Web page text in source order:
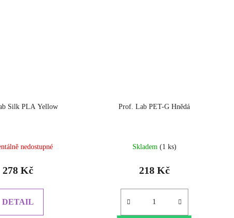
Silk PLA Yellow
nedostupné
278 Kč
DETAIL
Prof. Lab PET-G Hnědá
Skladem (1 ks)
218 Kč